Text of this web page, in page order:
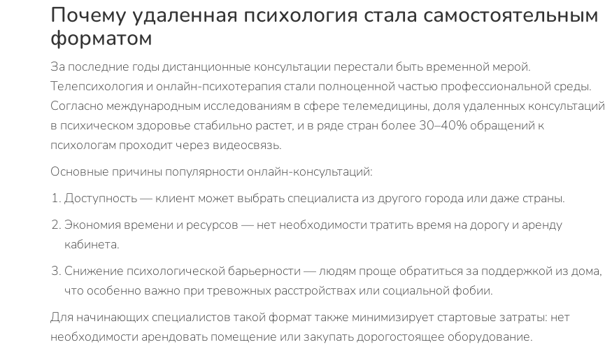
Почему удаленная психология стала самостоятельным
форматом
За последние годы дистанционные консультации перестали быть временной мерой.
Телепсихология и онлайн-психотерапия стали полноценной частью профессиональной среды.
Согласно международным исследованиям в сфере телемедицины, доля удаленных консультаций
в психическом здоровье стабильно растет, и в ряде стран более 30–40% обращений к
психологам проходит через видеосвязь.
Основные причины популярности онлайн-консультаций:
Доступность — клиент может выбрать специалиста из другого города или даже страны.
Экономия времени и ресурсов — нет необходимости тратить время на дорогу и аренду
кабинета.
Снижение психологической барьерности — людям проще обратиться за поддержкой из дома,
что особенно важно при тревожных расстройствах или социальной фобии.
Для начинающих специалистов такой формат также минимизирует стартовые затраты: нет
необходимости арендовать помещение или закупать дорогостоящее оборудование.